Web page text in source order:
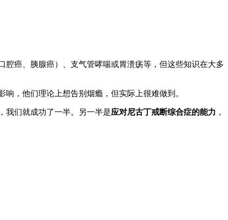
癌、胰腺癌）、支气管哮喘或胃溃疡等，但这些知识在大多
，他们理论上想告别烟瘾，但实际上很难做到。
我们就成功了一半。另一半是应对尼古丁戒断综合症的能力 ，